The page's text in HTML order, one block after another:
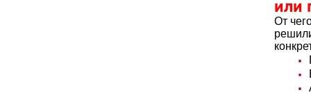
или
От